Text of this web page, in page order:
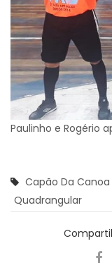
Paulinho e Rogério
Capão Da Canoa
Quadrangular